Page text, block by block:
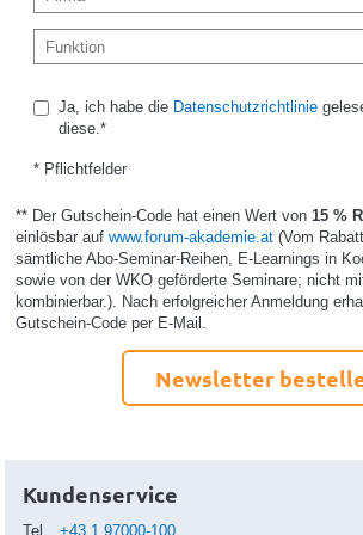
Ja, ich habe die Datenschutzrichtlinie
diese.*
* Pflichtfelder
** Der Gutschein-Code hat einen Wert von 15 %
einlösbar auf www.forum-akademie.at(Vom
sämtliche Abo-Seminar-Reihen, E-Learnings in
sowie von der WKO geförderte Seminare; nicht
kombinierbar.). Nach erfolgreicher Anmeldung
Gutschein-Code per E-Mail.
Newsletter
Kundenservice
Tel +43.1.97000-100